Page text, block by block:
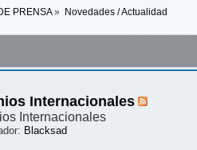
PRENSA» Novedades / Actualidad
Internacionales
Internacionales
Blacksad